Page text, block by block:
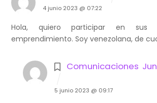
4 junio 2023 @ 07:22
Hola, quiero participar en sus
emprendimiento. Soy venezolana, de
Comunicaciones
5 junio 2023 @ 09:17